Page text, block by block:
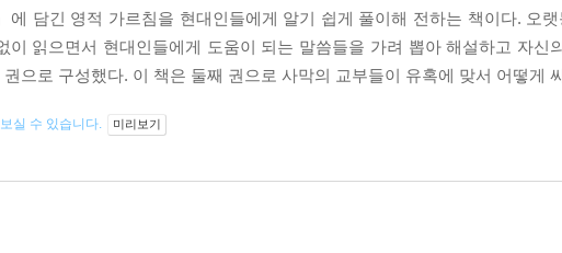
에 담긴 영적 가르침을 현대인들에게 알기 쉽게 풀이해 전하는 책이다. 오
이 읽으면서 현대인들에게 도움이 되는 말씀들을 가려 뽑아 해설하고 자신
으로 구성했다. 이 책은 둘째 권으로 사막의 교부들이 유혹에 맞서 어떻게
실 수 있습니다. 미리보기